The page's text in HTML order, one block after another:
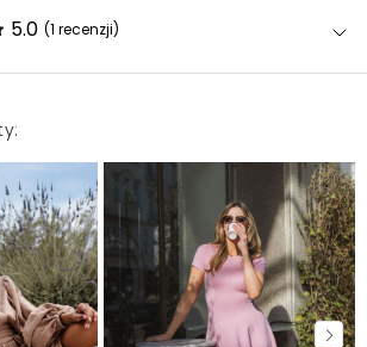
5.0 (1 recenzji)
2023-01-4
wyłącznie zweryfikowane opinie
publikujemy zarówno pozytywne, jak i
informacji znajdziesz w naszym